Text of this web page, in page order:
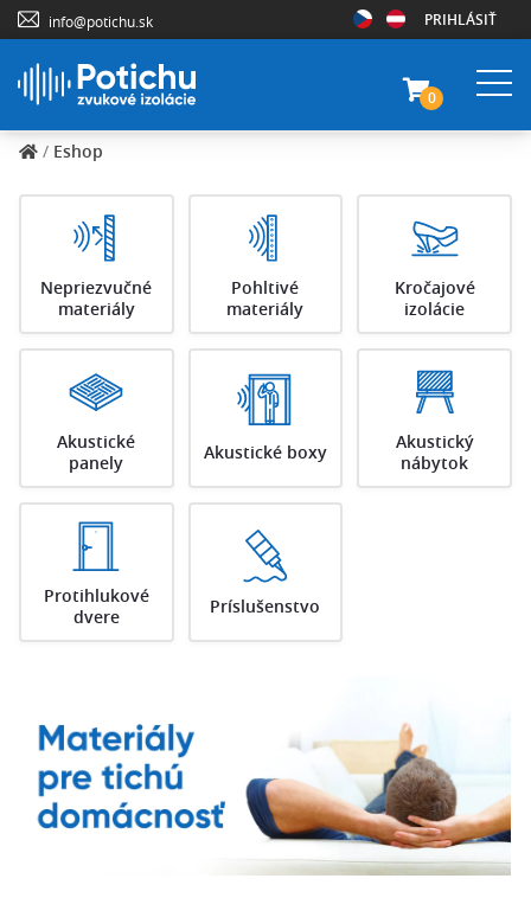
info@potichu.sk PRIHLÁSIŤ
0
/ Eshop
Nepriezvučné
materiály
Pohltivé
materiály
Kročajové
izolácie
Akustické
panely
Akustické boxy
Akustický
nábytok
Protihlukové
dvere
Príslušenstvo